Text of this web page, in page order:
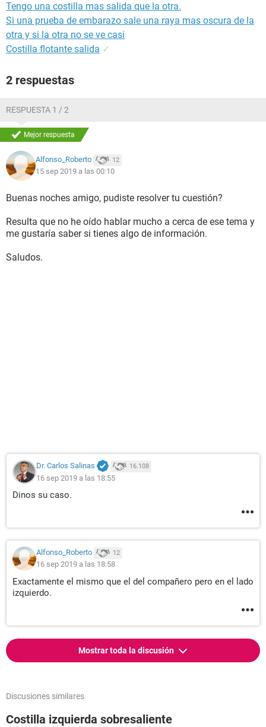
Tengo una costilla mas salida que la otra.
Si una prueba de embarazo sale una raya mas oscura de la
otra y si la otra no se ve casi
Costilla flotante salida ✓
2 respuestas
RESPUESTA 1 / 2
Mejor respuesta
Alfonso_Roberto 12
15 sep 2019 a las 00:10
Buenas noches amigo, pudiste resolver tu cuestión?
Resulta que no he oído hablar mucho a cerca de ese tema y
me gustaría saber si tienes algo de información.
Saludos.
Dr. Carlos Salinas 16.108
16 sep 2019 a las 18:55
Dinos su caso.
Alfonso_Roberto 12
16 sep 2019 a las 18:58
Exactamente el mismo que el del compañero pero en el lado
izquierdo.
Mostrar toda la discusión
Discusiones similares
Costilla izquierda sobresaliente